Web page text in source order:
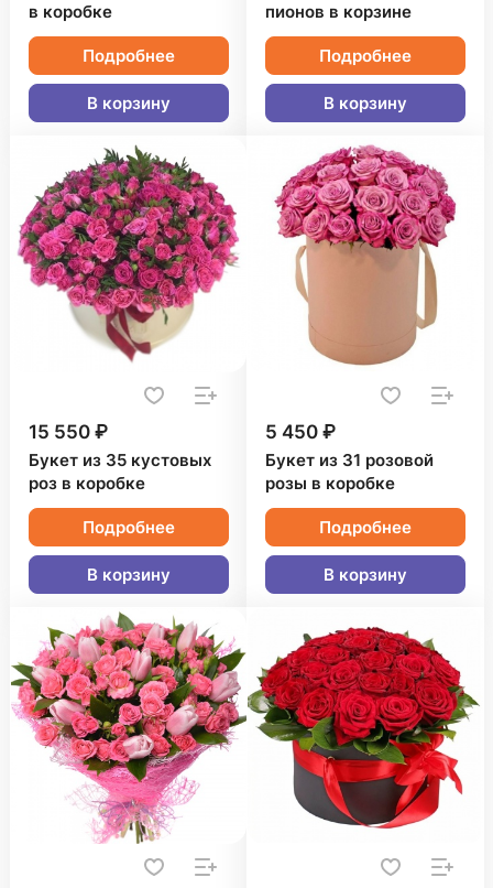
в коробке
Подробнее
В корзину
пионов в корзине
Подробнее
В корзину
15 550 ₽
Букет из 35 кустовых
роз в коробке
Подробнее
В корзину
5 450 ₽
Букет из 31 розовой
розы в коробке
Подробнее
В корзину